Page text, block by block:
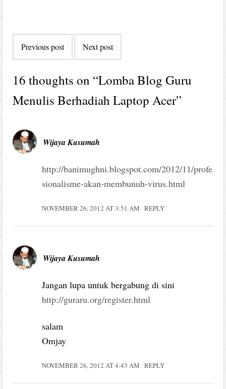
navigation
Previous post Next post
16 thoughts on “Lomba Blog Guru
Menulis Berhadiah Laptop Acer”
Wijaya Kusumah
http://banimughni.blogspot.com/2012/11/profe
sionalisme-akan-membunuh-virus.html
NOVEMBER 26, 2012 AT 3:51 AM REPLY
Wijaya Kusumah
Jangan lupa untuk bergabung di sini
http://guraru.org/register.html
salam
Omjay
NOVEMBER 26, 2012 AT 4:43 AM REPLY